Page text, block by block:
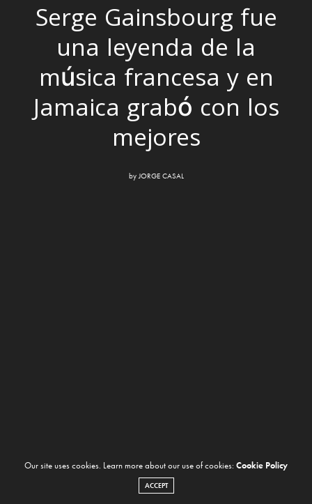
Serge Gainsbourg fue
una leyenda de la
música francesa y en
Jamaica grabó con los
mejores
by JORGE CASAL
Our site uses cookies. Learn more about our use of cookies: Cookie Policy
ACCEPT